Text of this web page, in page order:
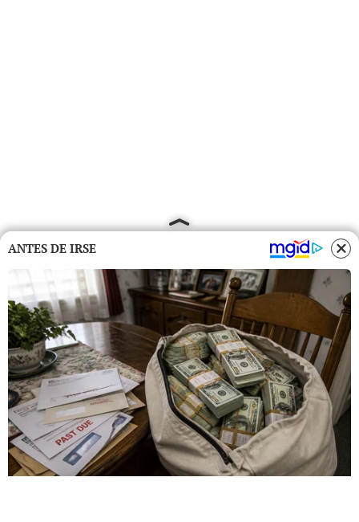
ANTES DE IRSE